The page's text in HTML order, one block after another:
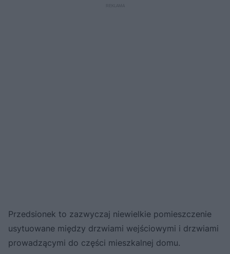
Przedsionek to zazwyczaj niewielkie pomieszczenie
usytuowane między drzwiami wejściowymi i drzwiami
prowadzącymi do części mieszkalnej domu.